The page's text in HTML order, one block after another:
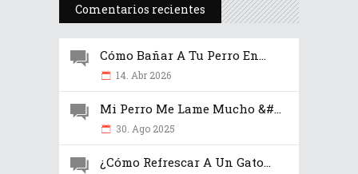
Comentarios recientes
Cómo Bañar A Tu Perro En...
14. Abr 2026
Mi Perro Me Lame Mucho &#...
30. Ago 2025
¿Cómo Refrescar A Un Gato...